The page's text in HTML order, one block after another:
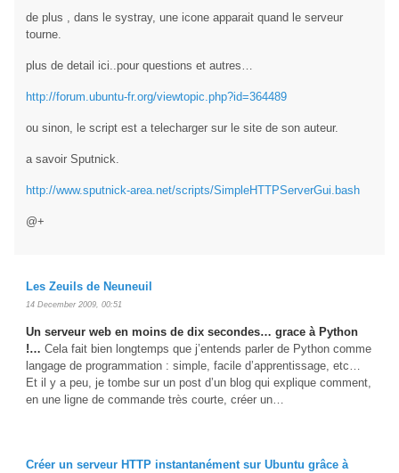
de plus , dans le systray, une icone apparait quand le serveur
tourne.
plus de detail ici..pour questions et autres…
http://forum.ubuntu-fr.org/viewtopic.php?id=364489
ou sinon, le script est a telecharger sur le site de son auteur.
a savoir Sputnick.
http://www.sputnick-area.net/scripts/SimpleHTTPServerGui.bash
@+
Les Zeuils de Neuneuil
14 December 2009, 00:51
Un serveur web en moins de dix secondes… grace à Python
!… Cela fait bien longtemps que j’entends parler de Python comme
langage de programmation : simple, facile d’apprentissage, etc…
Et il y a peu, je tombe sur un post d’un blog qui explique comment,
en une ligne de commande très courte, créer un…
Créer un serveur HTTP instantanément sur Ubuntu grâce à